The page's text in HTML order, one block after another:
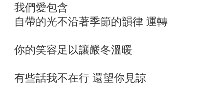
我們愛包含
自帶的光不沿著季節的韻律 運轉
你的笑容足以讓嚴冬溫暖
有些話我不在行 還望你見諒